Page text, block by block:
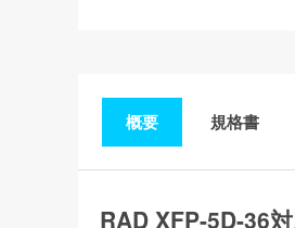
概要 規格書
RAD XFP-5D-36